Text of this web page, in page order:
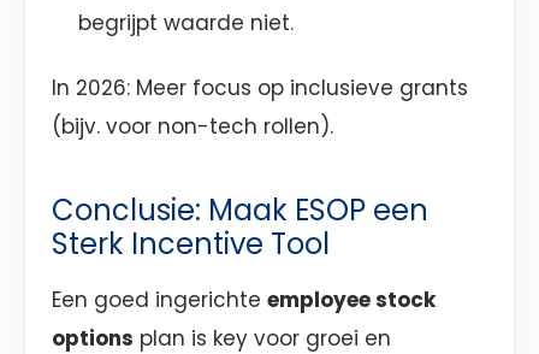
begrijpt waarde niet.
In 2026: Meer focus op inclusieve grants
(bijv. voor non-tech rollen).
Conclusie: Maak ESOP een
Sterk Incentive Tool
Een goed ingerichte employee stock
options plan is key voor groei en